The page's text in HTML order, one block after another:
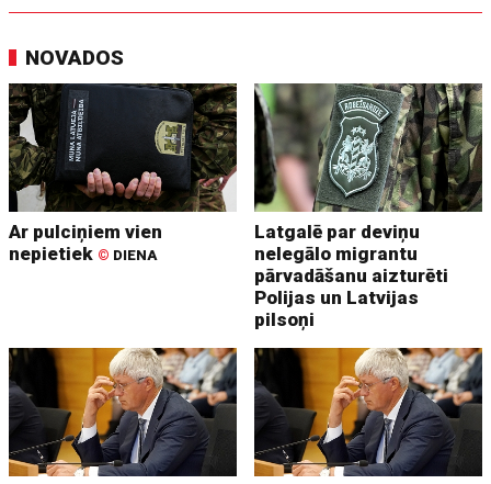
NOVADOS
Ar pulciņiem vien
nepietiek © DIENA
Latgalē par deviņu
nelegālo migrantu
pārvadāšanu aizturēti
Polijas un Latvijas
pilsoņi